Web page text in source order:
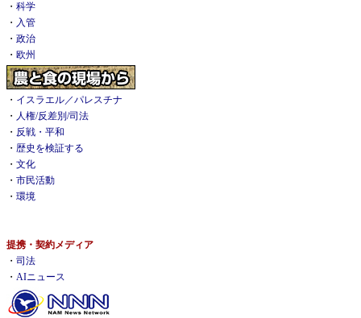
・ 科学
・ 入管
・ 政治
・ 欧州
・ イスラエル／パレスチナ
・ 人権/反差別/司法
・ 反戦・平和
・ 歴史を検証する
・ 文化
・ 市民活動
・ 環境
提携・契約メディア
・ 司法
・ AIニュース